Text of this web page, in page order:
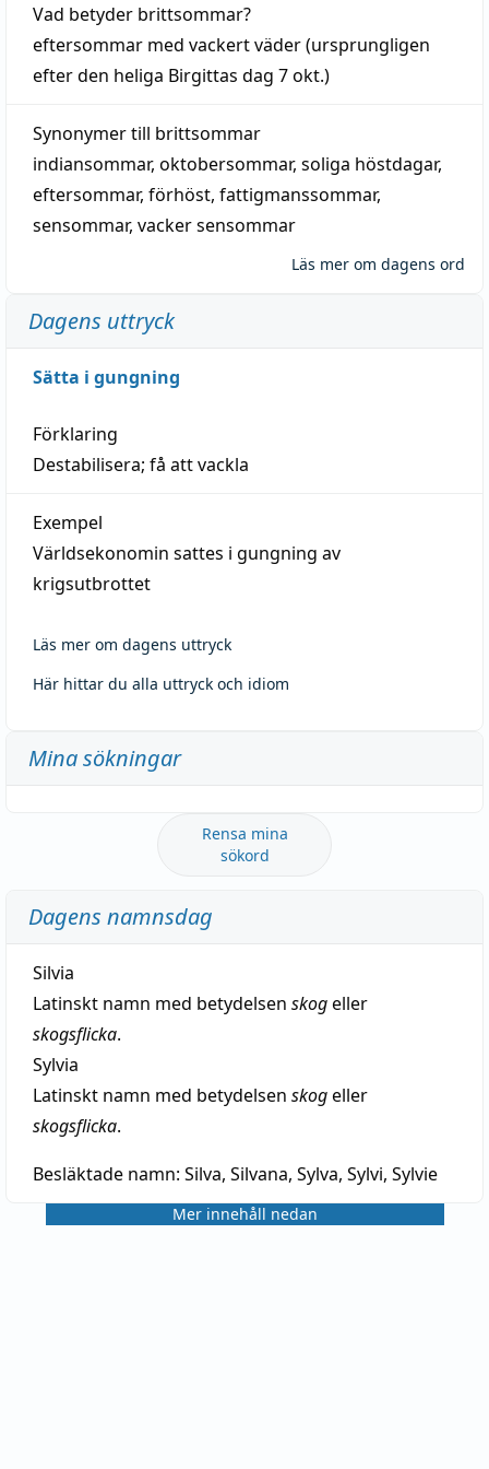
Vad betyder brittsommar?
eftersommar med vackertväder(ursprungligen
efter den heliga Birgittas dag 7 okt.)
Synonymer till brittsommar
indiansommar, oktobersommar, soliga höstdagar,
eftersommar, förhöst, fattigmanssommar,
sensommar, vacker sensommar
Läs mer om dagens ord
Dagens uttryck
Sätta i gungning
Förklaring
Destabilisera; få att vackla
Exempel
Världsekonomin sattes i gungning av
krigsutbrottet
Läs mer om dagens uttryck
Här hittar du alla uttryck och idiom
Mina sökningar
Rensa mina
sökord
Dagens namnsdag
Silvia
Latinskt namn med betydelsen skogeller
skogsflicka.
Sylvia
Latinskt namn med betydelsen skogeller
skogsflicka.
Besläktade namn: Silva, Silvana, Sylva, Sylvi, Sylvie
Mer innehåll nedan